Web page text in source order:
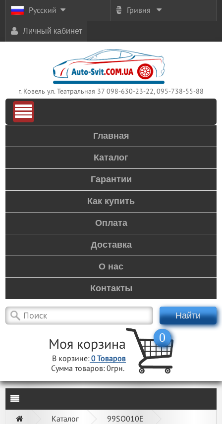
Русский Гривня
Личный кабинет
г. Ковель ул. Театральная 37 098-630-23-22, 095-738-55-88
Главная
Каталог
Гарантии
Как купить
Оплата
Доставка
О нас
Контакты
Найти
Моя корзина
В корзине:0Товаров
Сумма товаров:0грн.
0
Каталог 99SO010E